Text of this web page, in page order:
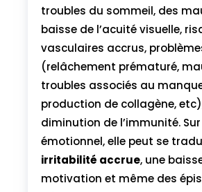
troubles du sommeil, des
baisse de l’acuité visuelle,
vasculaires accrus,
(relâchement prématuré,
troubles associés au
production de collagène,
diminution de l’immunité.
émotionnel, elle peut se
irritabilité accrue, une
motivation et même des